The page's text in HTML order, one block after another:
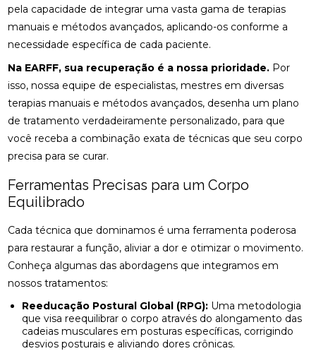
pela capacidade de integrar uma vasta gama de terapias
manuais e métodos avançados, aplicando-os conforme a
necessidade específica de cada paciente.
Na EARFF, sua recuperação é a nossa prioridade. Por
isso, nossa equipe de especialistas, mestres em diversas
terapias manuais e métodos avançados, desenha um plano
de tratamento verdadeiramente personalizado, para que
você receba a combinação exata de técnicas que seu corpo
precisa para se curar.
Ferramentas Precisas para um Corpo
Equilibrado
Cada técnica que dominamos é uma ferramenta poderosa
para restaurar a função, aliviar a dor e otimizar o movimento.
Conheça algumas das abordagens que integramos em
nossos tratamentos:
Reeducação Postural Global (RPG): Uma metodologia
que visa reequilibrar o corpo através do alongamento das
cadeias musculares em posturas específicas, corrigindo
desvios posturais e aliviando dores crônicas.